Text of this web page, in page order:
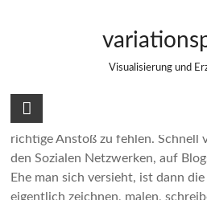
Visualisierung und
Inspiration und
Jeder von uns kann kreativ sein.
richtige Anstoß zu fehlen. Schnell
den Sozialen Netzwerken, auf
Ehe man sich versieht, ist dann
eigentlich zeichnen, malen,